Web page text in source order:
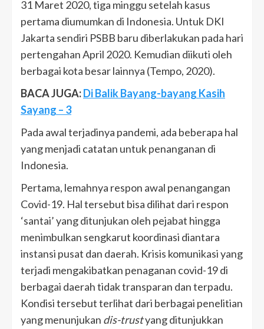
31 Maret 2020, tiga minggu setelah kasus
pertama diumumkan di Indonesia. Untuk DKI
Jakarta sendiri PSBB baru diberlakukan pada hari
pertengahan April 2020. Kemudian diikuti oleh
berbagai kota besar lainnya (Tempo, 2020).
BACA JUGA:Di Balik Bayang-bayang Kasih
Sayang – 3
Pada awal terjadinya pandemi, ada beberapa hal
yang menjadi catatan untuk penanganan di
Indonesia.
Pertama, lemahnya respon awal penangangan
Covid-19. Hal tersebut bisa dilihat dari respon
‘santai’ yang ditunjukan oleh pejabat hingga
menimbulkan sengkarut koordinasi diantara
instansi pusat dan daerah. Krisis komunikasi yang
terjadi mengakibatkan penaganan covid-19 di
berbagai daerah tidak transparan dan terpadu.
Kondisi tersebut terlihat dari berbagai penelitian
yang menunjukan dis-trustyang ditunjukkan